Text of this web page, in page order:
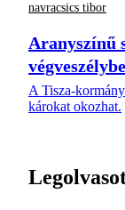
navracsics tibor
Aranyszínű
A Tisza-
károkat okozhat.